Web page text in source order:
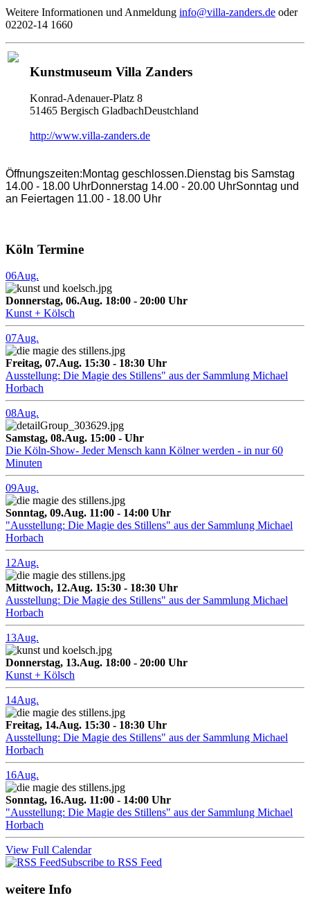
Weitere Informationen und Anmeldung info@villa-zanders.de oder
02202-14 1660
Kunstmuseum Villa Zanders
Konrad-Adenauer-Platz 8
51465 Bergisch GladbachDeustchland
http://www.villa-zanders.de
Öffnungszeiten:Montag geschlossen.Dienstag bis Samstag
14.00 - 18.00 UhrDonnerstag 14.00 - 20.00 UhrSonntag und
an Feiertagen 11.00 - 18.00 Uhr
Köln Termine
06Aug.
Donnerstag, 06.Aug. 18:00 - 20:00 Uhr
Kunst + Kölsch
07Aug.
Freitag, 07.Aug. 15:30 - 18:30 Uhr
Ausstellung: Die Magie des Stillens" aus der Sammlung Michael
Horbach
08Aug.
Samstag, 08.Aug. 15:00 - Uhr
Die Köln-Show- Jeder Mensch kann Kölner werden - in nur 60
Minuten
09Aug.
Sonntag, 09.Aug. 11:00 - 14:00 Uhr
"Ausstellung: Die Magie des Stillens" aus der Sammlung Michael
Horbach
12Aug.
Mittwoch, 12.Aug. 15:30 - 18:30 Uhr
Ausstellung: Die Magie des Stillens" aus der Sammlung Michael
Horbach
13Aug.
Donnerstag, 13.Aug. 18:00 - 20:00 Uhr
Kunst + Kölsch
14Aug.
Freitag, 14.Aug. 15:30 - 18:30 Uhr
Ausstellung: Die Magie des Stillens" aus der Sammlung Michael
Horbach
16Aug.
Sonntag, 16.Aug. 11:00 - 14:00 Uhr
"Ausstellung: Die Magie des Stillens" aus der Sammlung Michael
Horbach
View Full Calendar
Subscribe to RSS Feed
weitere Info